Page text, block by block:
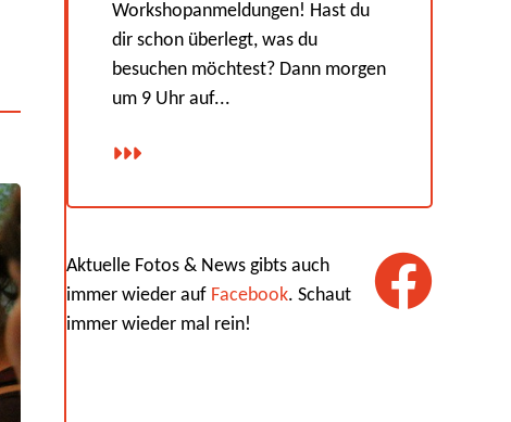
Workshopanmeldungen! Hast du
dir schon überlegt, was du
besuchen möchtest? Dann morgen
um 9 Uhr auf...
Aktuelle Fotos & News gibts auch
immer wieder auf Facebook. Schaut
immer wieder mal rein!